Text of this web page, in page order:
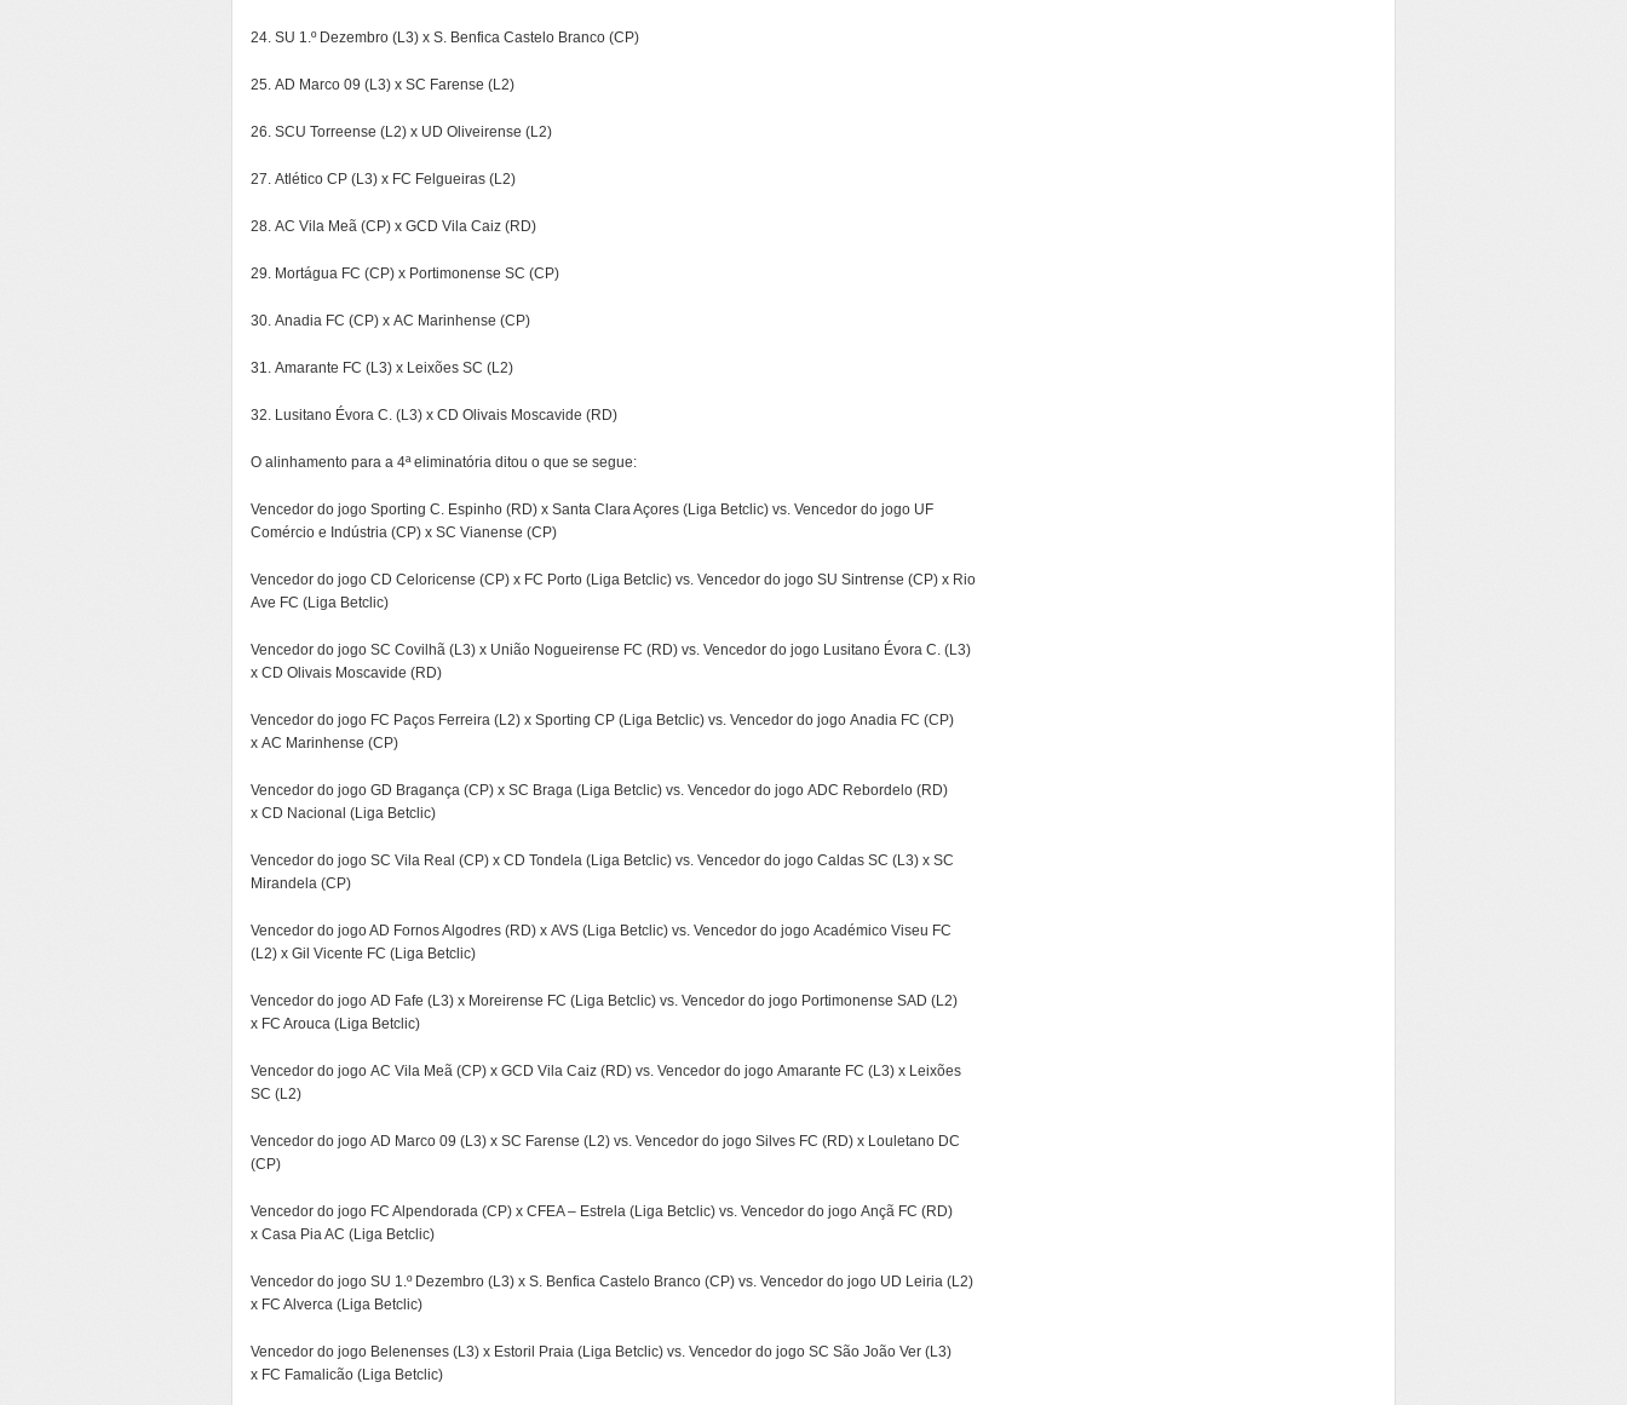
24. SU 1.º Dezembro (L3) x S. Benfica Castelo Branco (CP)
25. AD Marco 09 (L3) x SC Farense (L2)
26. SCU Torreense (L2) x UD Oliveirense (L2)
27. Atlético CP (L3) x FC Felgueiras (L2)
28. AC Vila Meã (CP) x GCD Vila Caiz (RD)
29. Mortágua FC (CP) x Portimonense SC (CP)
30. Anadia FC (CP) x AC Marinhense (CP)
31. Amarante FC (L3) x Leixões SC (L2)
32. Lusitano Évora C. (L3) x CD Olivais Moscavide (RD)
O alinhamento para a 4ª eliminatória ditou o que se segue:
Vencedor do jogo Sporting C. Espinho (RD) x Santa Clara Açores (Liga Betclic) vs. Vencedor do jogo UF
Comércio e Indústria (CP) x SC Vianense (CP)
Vencedor do jogo CD Celoricense (CP) x FC Porto (Liga Betclic) vs. Vencedor do jogo SU Sintrense (CP) x Rio
Ave FC (Liga Betclic)
Vencedor do jogo SC Covilhã (L3) x União Nogueirense FC (RD) vs. Vencedor do jogo Lusitano Évora C. (L3)
x CD Olivais Moscavide (RD)
Vencedor do jogo FC Paços Ferreira (L2) x Sporting CP (Liga Betclic) vs. Vencedor do jogo Anadia FC (CP)
x AC Marinhense (CP)
Vencedor do jogo GD Bragança (CP) x SC Braga (Liga Betclic) vs. Vencedor do jogo ADC Rebordelo (RD)
x CD Nacional (Liga Betclic)
Vencedor do jogo SC Vila Real (CP) x CD Tondela (Liga Betclic) vs. Vencedor do jogo Caldas SC (L3) x SC
Mirandela (CP)
Vencedor do jogo AD Fornos Algodres (RD) x AVS (Liga Betclic) vs. Vencedor do jogo Académico Viseu FC
(L2) x Gil Vicente FC (Liga Betclic)
Vencedor do jogo AD Fafe (L3) x Moreirense FC (Liga Betclic) vs. Vencedor do jogo Portimonense SAD (L2)
x FC Arouca (Liga Betclic)
Vencedor do jogo AC Vila Meã (CP) x GCD Vila Caiz (RD) vs. Vencedor do jogo Amarante FC (L3) x Leixões
SC (L2)
Vencedor do jogo AD Marco 09 (L3) x SC Farense (L2) vs. Vencedor do jogo Silves FC (RD) x Louletano DC
(CP)
Vencedor do jogo FC Alpendorada (CP) x CFEA – Estrela (Liga Betclic) vs. Vencedor do jogo Ançã FC (RD)
x Casa Pia AC (Liga Betclic)
Vencedor do jogo SU 1.º Dezembro (L3) x S. Benfica Castelo Branco (CP) vs. Vencedor do jogo UD Leiria (L2)
x FC Alverca (Liga Betclic)
Vencedor do jogo Belenenses (L3) x Estoril Praia (Liga Betclic) vs. Vencedor do jogo SC São João Ver (L3)
x FC Famalicão (Liga Betclic)